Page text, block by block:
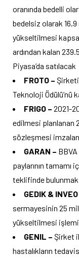
oranında bedelli
bedelsiz olarak 16,9
yükseltilmesi
ardından kalan
Piyasa’da satılacak
FROTO –
Teknoloji Ödülü’nü
FRIGO – 2021-
edilmesi planlanan
sözleşmesi
GARAN –
paylarının tamamı
teklifinde bulunmak
GEDIK &
sermayesinin 25
yükseltilmesi
GENIL – Şirket
hastalıkların